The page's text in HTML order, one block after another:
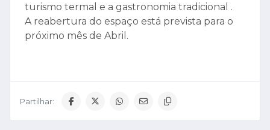
turismo termal e a gastronomia tradicional .
A reabertura do espaço está prevista para o
próximo mês de Abril.
Partilhar: